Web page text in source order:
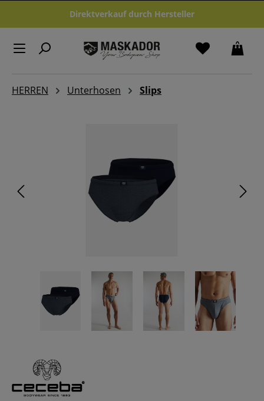
Zum Hauptinhalt springenDirektverkauf durch Hersteller
HERREN Unterhosen Slips